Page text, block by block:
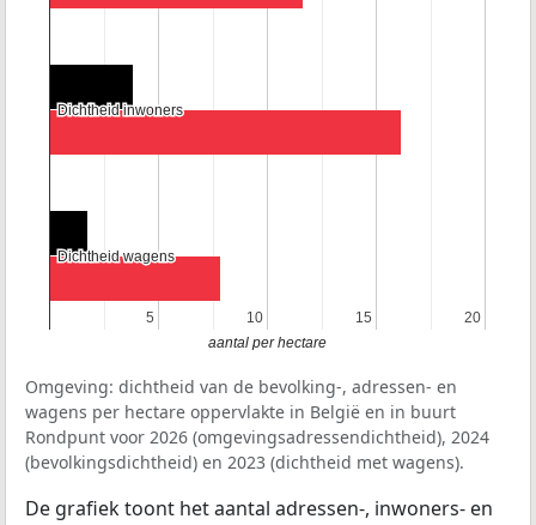
5
5 10
10 15
15 20
20
Dichtheid inwoners
Dichtheid inwoners
Dichtheid wagens
Dichtheid wagens
aantal per hectare
Omgeving: dichtheid van de bevolking-, adressen- en
wagens per hectare oppervlakte in België en in buurt
Rondpunt voor 2026 (omgevingsadressendichtheid), 2024
(bevolkingsdichtheid) en 2023 (dichtheid met wagens).
De grafiek toont het aantal adressen-, inwoners- en